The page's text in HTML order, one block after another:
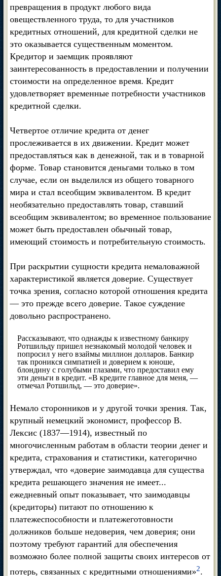
превращения в продукт любого вида
овеществленного труда, то для участников
кредитных отношений, для кредитной сделки не
это оказывается существенным моментом.
Кредитор и заемщик проявляют
заинтересованность в предоставлении и получении
стоимости на определенное время. Кредит
удовлетворяет временные потребности участников
кредитной сделки.
Четвертое отличие кредита от денег
прослеживается в их движении. Кредит может
предоставляться как в денежной, так и в товарной
форме. Товар становится деньгами только в том
случае, если он выделился из общего товарного
мира и стал всеобщим эквивалентом. В кредит
необязательно предоставлять товар, ставший
всеобщим эквивалентом; во временное пользование
может быть предоставлен обычный товар,
имеющий стоимость и потребительную стоимость.
При раскрытии сущности кредита немаловажной
характеристикой является доверие. Существует
точка зрения, согласно которой отношения кредита
— это прежде всего доверие. Такое суждение
довольно распространено.
Рассказывают, что однажды к известному банкиру
Ротшильду пришел незнакомый молодой человек и
попросил у него взаймы миллион долларов. Банкир
так проникся симпатией и доверием к юноше,
блондину с голубыми глазами, что предоставил ему
эти деньги в кредит. «В кредите главное для меня, —
отмечал Ротшильд, — это доверие».
Немало сторонников и у другой точки зрения. Так,
крупный немецкий экономист, профессор В.
Лексис (1837—1914), известный по
многочисленным работам в области теории денег и
кредита, страхования и статистики, категорично
утверждал, что «доверие заимодавца для существа
кредита решающего значения не имеет...
ежедневный опыт показывает, что заимодавцы
(кредиторы) питают по отношению к
платежеспособности и платежеготовности
должников больше недоверия, чем доверия; они
поэтому требуют гарантий для обеспечения
возможно более полной защиты своих интересов от
потерь, связанных с кредитными отношениями»2.